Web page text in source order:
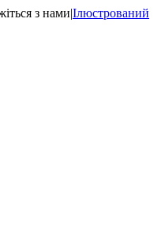
з нами|Ілюстрований